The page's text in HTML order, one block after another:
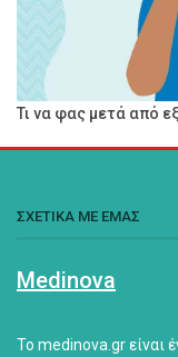
Τι να φας μετά από
ΣΧΕΤΙΚΑ ΜΕ ΕΜΑΣ
Medinova
Το medinova.gr είναι